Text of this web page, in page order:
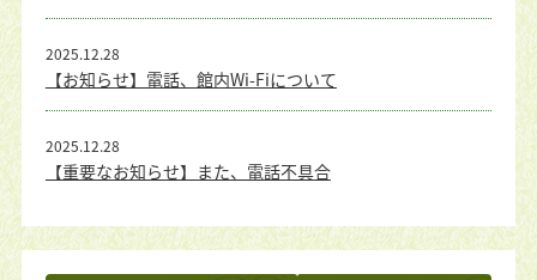
【お知らせ】電話、館内Wi-Fiについて
2025.12.28
【重要なお知らせ】また、電話不具合
2025.12.28